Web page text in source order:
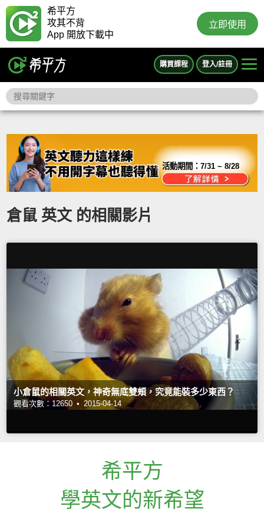
希平方
攻其不背
App 開放下載中
立即使用
購買課程 登入/註冊
活動期間：7/31 ~ 8/28
倉鼠 英文 的相關影片
小倉鼠的相關英文，神奇無底雙頰，究竟能裝多少東西？
觀看次數：12650 • 2015-04-14
希平方
學英文的新希望